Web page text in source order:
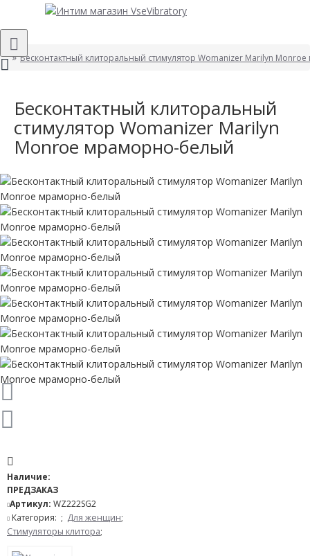
Бесконтактный клиторальный стимулятор Womanizer Marilyn
Бесконтактный клиторальный
стимулятор Womanizer Marilyn
Monroe мраморно-белый
Наличие:
ПРЕДЗАКАЗ
Артикул: WZ222SG2
Категория: ; Для женщин;
Стимуляторы клитора;